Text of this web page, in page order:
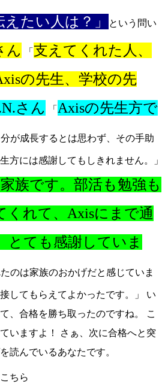
えたい人は？」 という問い
ん 「 支えてくれた人、
の先生、学校の先
さん 「 Axisの先生方で
が成長するとは思わず、その手助
方には感謝してもしきれません。」
族です。部活も勉強も
くれて、Axisにまで通
とても感謝していま
のは家族のおかげだと感じていま
してもらえてよかったです。」 い
、合格を勝ち取ったのですね。 こ
いますよ！ さぁ、次に合格へと突
読んでいるあなたです。
ちら